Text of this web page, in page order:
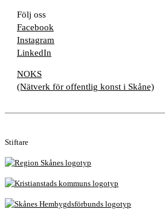
Följ oss
Facebook
Instagram
LinkedIn
NOKS
(Nätverk för offentlig konst i Skåne)
Stiftare